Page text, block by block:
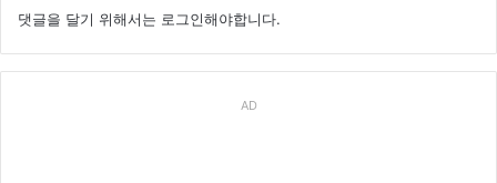
댓글을 달기 위해서는 로그인해야합니다.
AD